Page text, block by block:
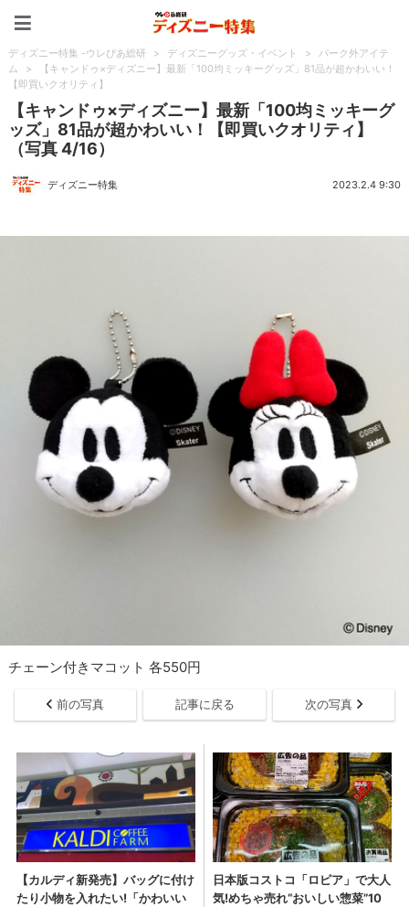
ディズニー特集 -ウレぴあ総研 > ディズニーグッズ・イベント >
パーク外アイテ
ム
>
【キャンドゥ×ディズニー】最新「100均ミッキーグッズ」81品が超かわいい！
【即買いクオリティ】
【キャンドゥ×ディズニー】最新「100均ミッキーグ
ッズ」81品が超かわいい！【即買いクオリティ】
（写真 4/16）
ディズニー特集 2023.2.4 9:30
チェーン付きマコット 各550円
前の写真 記事に戻る 次の写真